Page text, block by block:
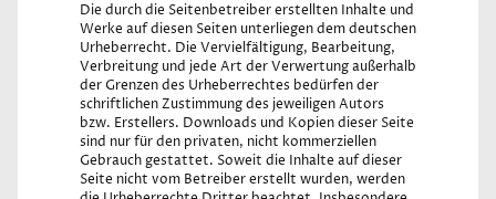
Die durch die Seitenbetreiber erstellten Inhalte und
Werke auf diesen Seiten unterliegen dem deutschen
Urheberrecht. Die Vervielfältigung, Bearbeitung,
Verbreitung und jede Art der Verwertung außerhalb
der Grenzen des Urheberrechtes bedürfen der
schriftlichen Zustimmung des jeweiligen Autors
bzw. Erstellers. Downloads und Kopien dieser Seite
sind nur für den privaten, nicht kommerziellen
Gebrauch gestattet. Soweit die Inhalte auf dieser
Seite nicht vom Betreiber erstellt wurden, werden